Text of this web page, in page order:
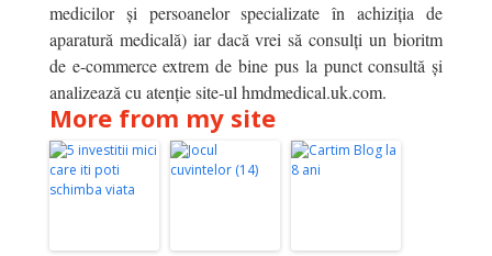
medicilor și persoanelor specializate în achiziția de
aparatură medicală) iar dacă vrei să consulți un bioritm
de e-commerce extrem de bine pus la punct consultă și
analizează cu atenție site-ul hmdmedical.uk.com.
More from my site